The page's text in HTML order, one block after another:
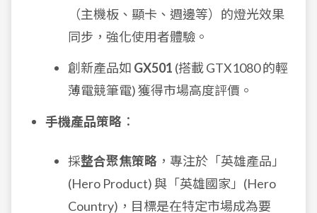
（主機板、顯卡、週邊等）的燈光效果
同步，強化使用者體驗。
創新產品如 GX501 (搭載 GTX1080 的輕
薄電競筆電) 獲得市場高度評價。
手機產品策略 ：
採整合聚焦策略 ，專注於「英雄產品」
(Hero Product) 與「英雄國家」(Hero
Country)，目標是在特定市場成為要